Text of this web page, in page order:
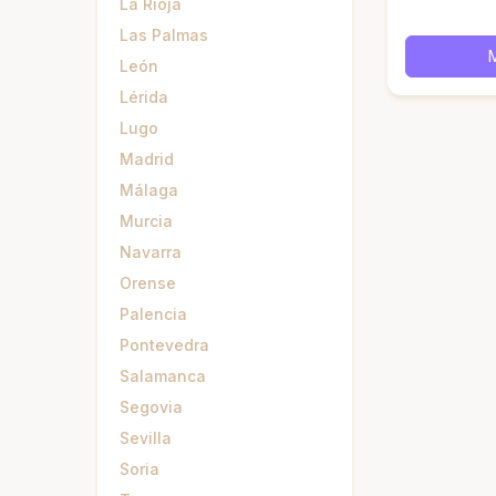
La Rioja
Las Palmas
León
Lérida
Lugo
Madrid
Málaga
Murcia
Navarra
Orense
Palencia
Pontevedra
Salamanca
Segovia
Sevilla
Soria